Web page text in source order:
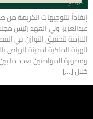
إنفاذاً للتوجيهات الكريمة
عبدالعزيز، ولي العهد رئيس
اللازمة لتحقيق التوازن في
الهيئة الملكية لمدينة
خلال […]